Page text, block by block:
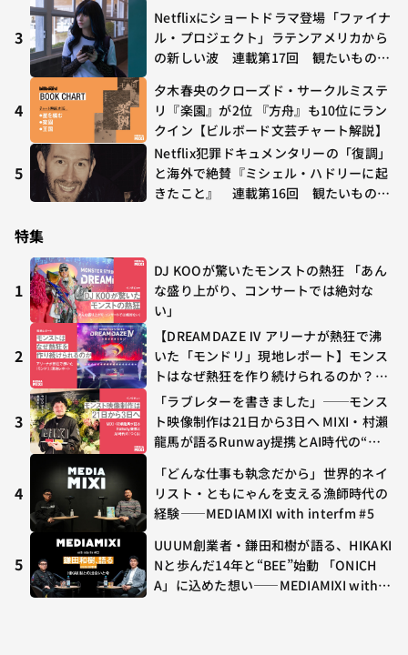
年7/24〜7/30
3
Netflixにショートドラマ登場「ファイナ
ル・プロジェクト」ラテンアメリカから
の新しい波 連載第17回 観たいものが
4
夕木春央のクローズド・サークルミステ
リ『楽園』が2位 『方舟』も10位にラン
クイン【ビルボード文芸チャート解説】
5
Netflix犯罪ドキュメンタリーの「復調」
と海外で絶賛『ミシェル・ハドリーに起
きたこと』 連載第16回 観たいものが
特集
1
DJ KOOが驚いたモンストの熱狂 「あん
な盛り上がり、コンサートでは絶対な
い」
2
【DREAMDAZE Ⅳ アリーナが熱狂で沸
いた「モンドリ」現地レポート】モンス
トはなぜ熱狂を作り続けられるのか？コ
ラボ初の“真獣神化”やDJ KOO、てつ
や、兎田ぺこら、壱百満天原サロメらも
集結
3
「ラブレターを書きました」──モンス
ト映像制作は21日から3日へ MIXI・村瀨
龍馬が語るRunway提携とAI時代の“つ
4
「どんな仕事も執念だから」世界的ネイ
リスト・ともにゃんを支える漁師時代の
経験——MEDIAMIXI with interfm #5
5
UUUM創業者・鎌田和樹が語る、HIKAKI
Nと歩んだ14年と“BEE”始動 「ONICH
A」に込めた想い——MEDIAMIXI with in